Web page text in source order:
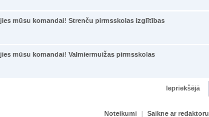
mūsu komandai! Strenču pirmsskolas izglītības
mūsu komandai! Valmiermuižas pirmsskolas
Iepriekšējā
Noteikumi | Saikne ar redaktoru